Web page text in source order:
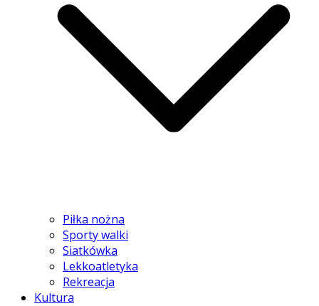
Piłka nożna
Sporty walki
Siatkówka
Lekkoatletyka
Rekreacja
Kultura